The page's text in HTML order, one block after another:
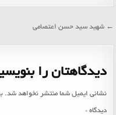
راهبری
نوشته
← شهید سید حسن اعتصامی
دیدگاهتان را
نشانی ایمیل شما منتشر نخواهد شد.
دیدگاه*